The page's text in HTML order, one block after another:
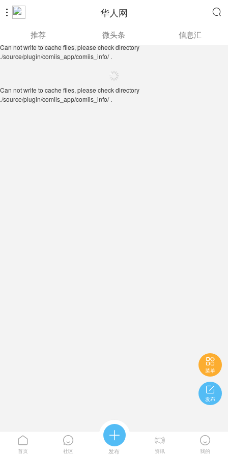
 华人网 
./source/plugin/comiis_app/comiis_info/ .
推荐 微头条 信息汇
Can not write to cache files, please check directory
./source/plugin/comiis_app/comiis_info/ .

菜单

发布

首页

社区

发布

资讯

我的
Can not write to cache files, please check directory
./source/plugin/comiis_app/comiis_info/ .